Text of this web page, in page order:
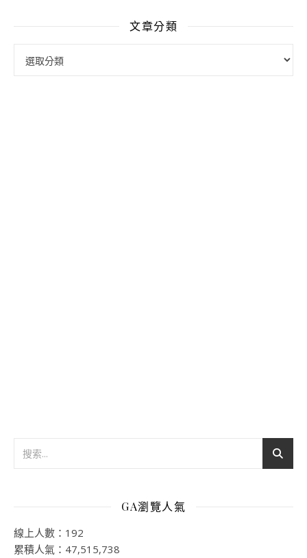
文章分類
GA瀏覽人氣
線上人數：192
累積人氣：47,515,738